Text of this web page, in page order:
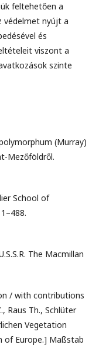
feltehetően a
védelmet nyújt a
és
viszont a
szinte
(Murray)
Mezőföldről.
School of
The Macmillan
/ with contributions
Raus Th., Schlüter
Vegetation
of Europe.] Maßstab